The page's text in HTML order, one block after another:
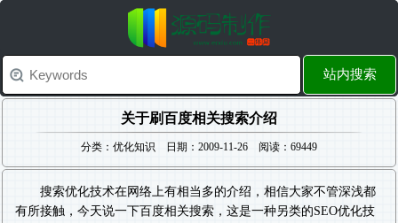
站内搜索
关于刷百度相关搜索介绍
分类：优化知识 日期：2009-11-26 阅读：69449
搜索优化技术在网络上有相当多的介绍，相信大家不管深浅都
有所接触，今天说一下百度相关搜索，这是一种另类的SEO优化技